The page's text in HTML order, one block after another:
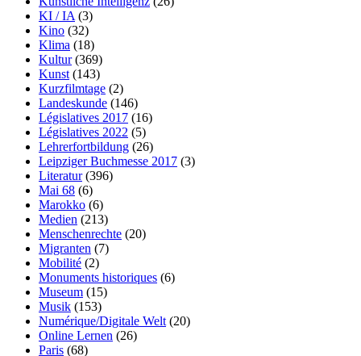
KI / IA (3)
Kino (32)
Klima (18)
Kultur(369)
Kunst (143)
Kurzfilmtage (2)
Landeskunde (146)
Législatives 2017 (16)
Législatives 2022 (5)
Lehrerfortbildung (26)
Leipziger Buchmesse 2017 (3)
Literatur(396)
Mai 68 (6)
Marokko (6)
Medien (213)
Menschenrechte (20)
Migranten (7)
Mobilité (2)
Monuments historiques (6)
Museum (15)
Musik (153)
Numérique/Digitale Welt (20)
Online Lernen (26)
Paris (68)